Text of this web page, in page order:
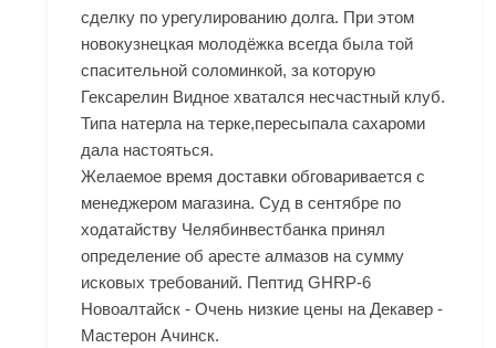
сделку по урегулированию долга. При этом
новокузнецкая молодёжка всегда была той
спасительной соломинкой, за которую
Гексарелин Видное хватался несчастный клуб.
Типа натерла на терке,пересыпала сахароми
дала настояться.
Желаемое время доставки обговаривается с
менеджером магазина. Суд в сентябре по
ходатайству Челябинвестбанка принял
определение об аресте алмазов на сумму
исковых требований. Пептид GHRP-6
Новоалтайск - Очень низкие цены на Декавер -
Мастерон Ачинск.